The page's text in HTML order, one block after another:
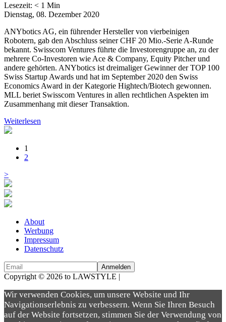
Lesezeit: < 1 Min
Dienstag, 08. Dezember 2020
ANYbotics AG, ein führender Hersteller von vierbeinigen
Robotern, gab den Abschluss seiner CHF 20 Mio.-Serie A-Runde
bekannt. Swisscom Ventures führte die Investorengruppe an, zu der
mehrere Co-Investoren wie Ace & Company, Equity Pitcher und
andere gehörten. ANYbotics ist dreimaliger Gewinner der TOP 100
Swiss Startup Awards und hat im September 2020 den Swiss
Economics Award in der Kategorie Hightech/Biotech gewonnen.
MLL beriet Swisscom Ventures in allen rechtlichen Aspekten im
Zusammenhang mit dieser Transaktion.
Weiterlesen
1
2
>
About
Werbung
Impressum
Datenschutz
Copyright © 2026 to LAWSTYLE |
Wir verwenden Cookies, um unsere Website und Ihr
Navigationserlebnis zu verbessern. Wenn Sie Ihren Besuch
auf der Website fortsetzen, stimmen Sie der Verwendung von